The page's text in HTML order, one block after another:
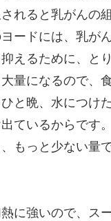
れると乳がんの
ードには、乳が
えるために、と
量になるので、
と晩、水につけ
ているからです
もっと少ない量
に強いので、ス